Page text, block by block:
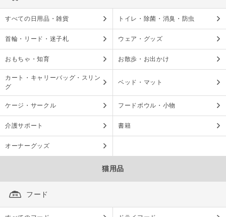
すべての日用品・雑貨 トイレ・除菌・消臭・防虫
首輪・リード・迷子札 ウェア・グッズ
おもちゃ・知育 お散歩・お出かけ
カート・キャリーバッグ・スリン
グ
ベッド・マット
ケージ・サークル フードボウル・小物
介護サポート 書籍
オーナーグッズ
猫用品
フード